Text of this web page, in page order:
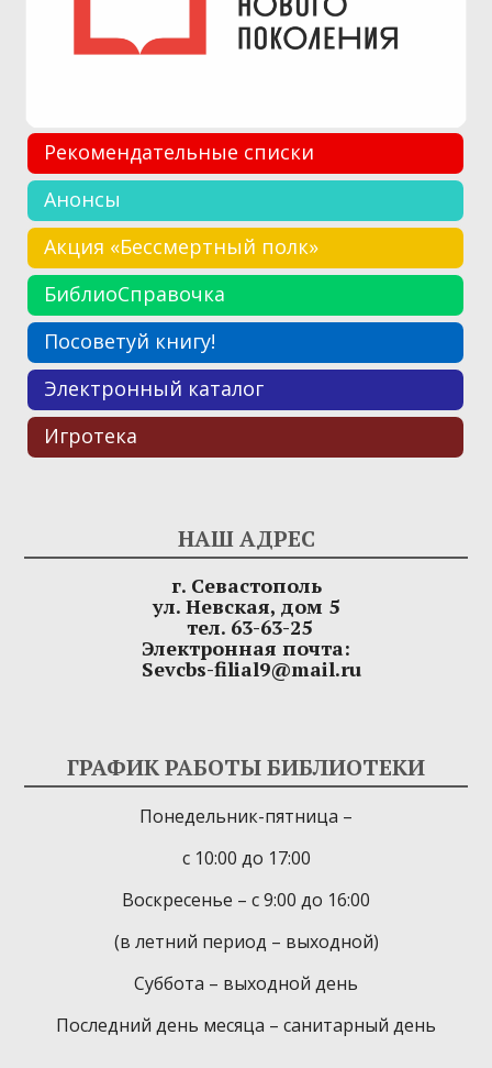
Рекомендательные списки
Анонсы
Акция «Бессмертный полк»
БиблиоСправочка
Посоветуй книгу!
Электронный каталог
Игротека
НАШ АДРЕС
г. Севастополь
ул. Невская, дом 5
тел. 63-63-25
Электронная почта:
Sevcbs-filial9@mail.ru
ГРАФИК РАБОТЫ БИБЛИОТЕКИ
Понедельник-пятница –
с 10:00 до 17:00
Воскресенье – с 9:00 до 16:00
(в летний период – выходной)
Суббота – выходной день
Последний день месяца – санитарный день